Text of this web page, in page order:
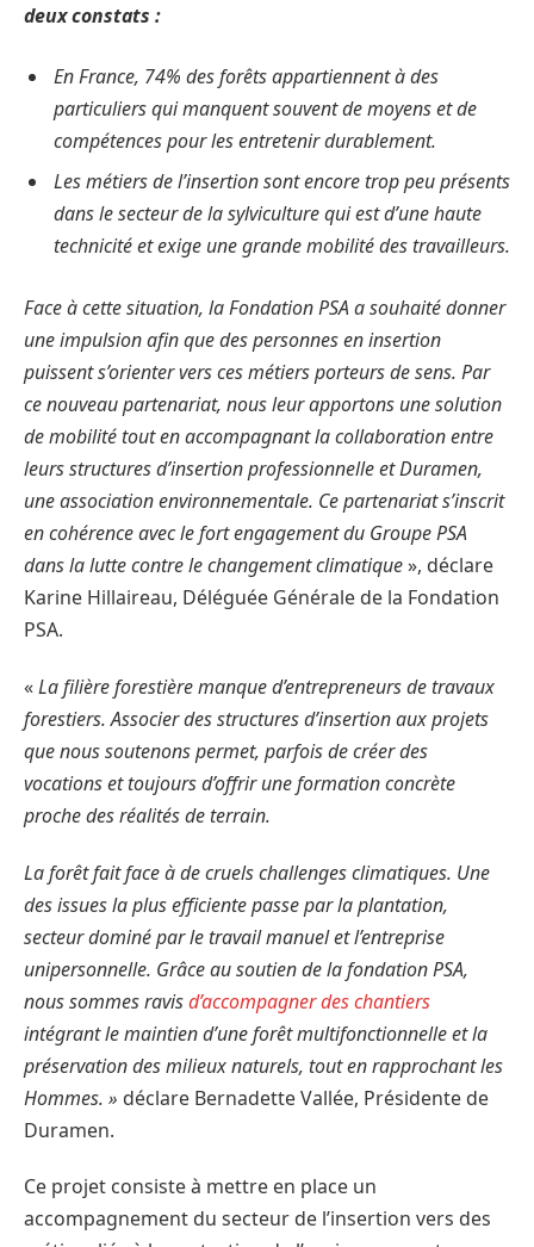
deux constats :
En France, 74% des forêts appartiennent à des
particuliers qui manquent souvent de moyens et de
compétences pour les entretenir durablement.
Les métiers de l’insertion sont encore trop peu présents
dans le secteur de la sylviculture qui est d’une haute
technicité et exige une grande mobilité des travailleurs.
Face à cette situation, la Fondation PSA a souhaité donner
une impulsion afin que des personnes en insertion
puissent s’orienter vers ces métiers porteurs de sens. Par
ce nouveau partenariat, nous leur apportons une solution
de mobilité tout en accompagnant la collaboration entre
leurs structures d’insertion professionnelle et Duramen,
une association environnementale. Ce partenariat s’inscrit
en cohérence avec le fort engagement du Groupe PSA
dans la lutte contre le changement climatique», déclare
Karine Hillaireau, Déléguée Générale de la Fondation
PSA.
«La filière forestière manque d’entrepreneurs de travaux
forestiers. Associer des structures d’insertion aux projets
que nous soutenons permet, parfois de créer des
vocations et toujours d’offrir une formation concrète
proche des réalités de terrain.
La forêt fait face à de cruels challenges climatiques. Une
des issues la plus efficiente passe par la plantation,
secteur dominé par le travail manuel et l’entreprise
unipersonnelle. Grâce au soutien de la fondation PSA,
nous sommes ravisd’accompagner des chantiers
intégrant le maintien d’une forêt multifonctionnelle et la
préservation des milieux naturels, tout en rapprochant les
Hommes. » déclare Bernadette Vallée, Présidente de
Duramen.
Ce projet consiste à mettre en place un
accompagnement du secteur de l’insertion vers des